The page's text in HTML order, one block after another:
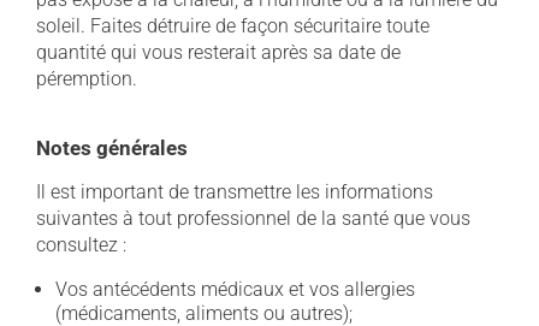
soleil. Faites détruire de façon sécuritaire toute
quantité qui vous resterait après sa date de
péremption.
Notes générales
Il est important de transmettre les informations
suivantes à tout professionnel de la santé que vous
consultez :
Vos antécédents médicaux et vos allergies
(médicaments, aliments ou autres);